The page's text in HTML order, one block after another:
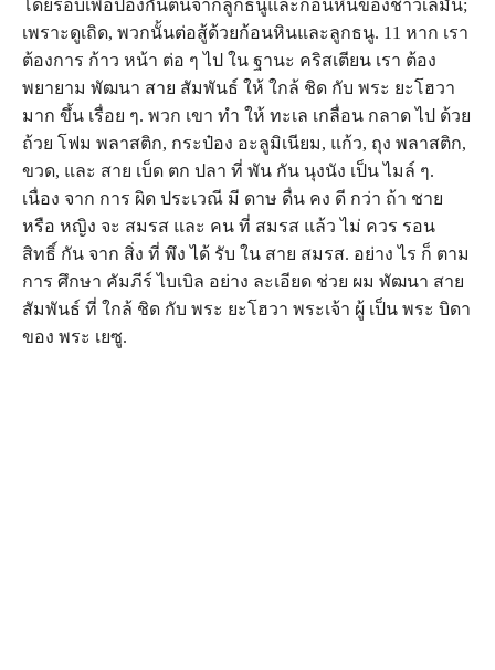
โดยรอบเพื่อป้องกันตนจากลูกธนูและก้อนหินของชาวเลมัน;
เพราะดูเถิด, พวกนั้นต่อสู้ด้วยก้อนหินและลูกธนู. 11 หาก เรา
ต้องการ ก้าว หน้า ต่อ ๆ ไป ใน ฐานะ คริสเตียน เรา ต้อง
พยายาม พัฒนา สาย สัมพันธ์ ให้ ใกล้ ชิด กับ พระ ยะโฮวา
มาก ขึ้น เรื่อย ๆ. พวก เขา ทํา ให้ ทะเล เกลื่อน กลาด ไป ด้วย
ถ้วย โฟม พลาสติก, กระป๋อง อะลูมิเนียม, แก้ว, ถุง พลาสติก,
ขวด, และ สาย เบ็ด ตก ปลา ที่ พัน กัน นุงนัง เป็น ไมล์ ๆ.
เนื่อง จาก การ ผิด ประเวณี มี ดาษ ดื่น คง ดี กว่า ถ้า ชาย
หรือ หญิง จะ สมรส และ คน ที่ สมรส แล้ว ไม่ ควร รอน
สิทธิ์ กัน จาก สิ่ง ที่ พึง ได้ รับ ใน สาย สมรส. อย่าง ไร ก็ ตาม
การ ศึกษา คัมภีร์ ไบเบิล อย่าง ละเอียด ช่วย ผม พัฒนา สาย
สัมพันธ์ ที่ ใกล้ ชิด กับ พระ ยะโฮวา พระเจ้า ผู้ เป็น พระ บิดา
ของ พระ เยซู.